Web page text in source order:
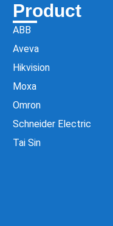
Product
ABB
Aveva
Hikvision
Moxa
Omron
Schneider Electric
Tai Sin